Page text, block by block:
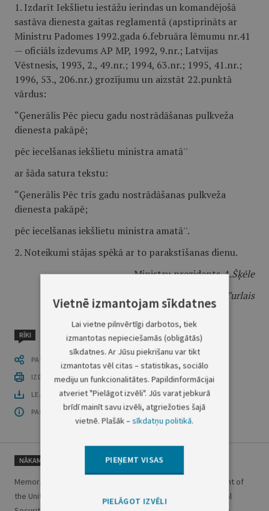
1. Izdarīt Iekšlietu iestāžu ierindas un komandējošā
sastāva dienesta gaitas reglamentā (apstiprināts ar
Ministru Padomes 1992.gada 6.februāra lēmumu nr.41
— oficiāls izdevums AP MP, 1992, 9.nr.; Latvijas
Vēstnesis, 1993, 2., 49.nr.; 1994, 63.nr.; 1995, 41.nr.;
1996, 53., 206.nr.) grozījumu un aizstāt 22.punktā
vārdus:
“Ģenerālis Pēc piecu gadu nostrādāšanas pulkveža
dienesta pakāpē;
pēc iecelšanas iekšlietu ministra amatā''
ar šāda satura tekstu:
“Ģenerālis Pēc trīs gadu nostrādāšanas pulkveža
dienesta pakāpē;
pēc iecelšanas iekšlietu ministra amatā''.
2. Noteikumi stājas spēkā ar to parakstīšanas dienu.
Ministru prezidentsA.Šķēle
Iekšlietu ministrs
D.Turlais
RĪKI
PASTĀSTI CITIEM
IZDRUKĀT PUBLIKĀCIJU
LEJUPLĀDĒT LAIDIENU (PDF)
PAR OFICIĀLO IZDEVUMU
NĀKAMAIS
Memorandum of Agreement (MOA) between the Government of
the United States of America as represented by the National
Vietnē izmantojam sīkdatnes
Lai vietne pilnvērtīgi darbotos, tiek
izmantotas nepieciešamās (obligātās)
sīkdatnes. Ar Jūsu piekrišanu var tikt
izmantotas vēl citas – statistikas, sociālo
mediju un funkcionalitātes. Papildinformācijai
atveriet "Pielāgot izvēli". Jūs varat jebkurā
brīdī mainīt savu izvēli, atgriežoties šajā
vietnē. Plašāk –sīkdatņu politikā.
PIEŅEMT VISAS
PIELĀGOT IZVĒLI